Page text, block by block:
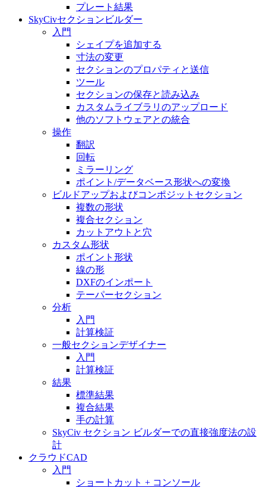
プレート結果
SkyCivセクションビルダー
入門
シェイプを追加する
寸法の変​​更
セクションのプロパティと送信
ツール
セクションの保存と読み込み
カスタムライブラリのアップロード
他のソフトウェアとの統合
操作
翻訳
回転
ミラーリング
ポイント/データベース形状への変換
ビルドアップおよびコンポジットセクション
複数の形状
複合セクション
カットアウトと穴
カスタム形状
ポイント形状
線の形
DXFのインポート
テーパーセクション
分析
入門
計算検証
一般セクションデザイナー
入門
計算検証
結果
標準結果
複合結果
手の計算
SkyCiv セクション ビルダーでの直接強度法の設
計
クラウドCAD
入門
ショートカット + コンソール